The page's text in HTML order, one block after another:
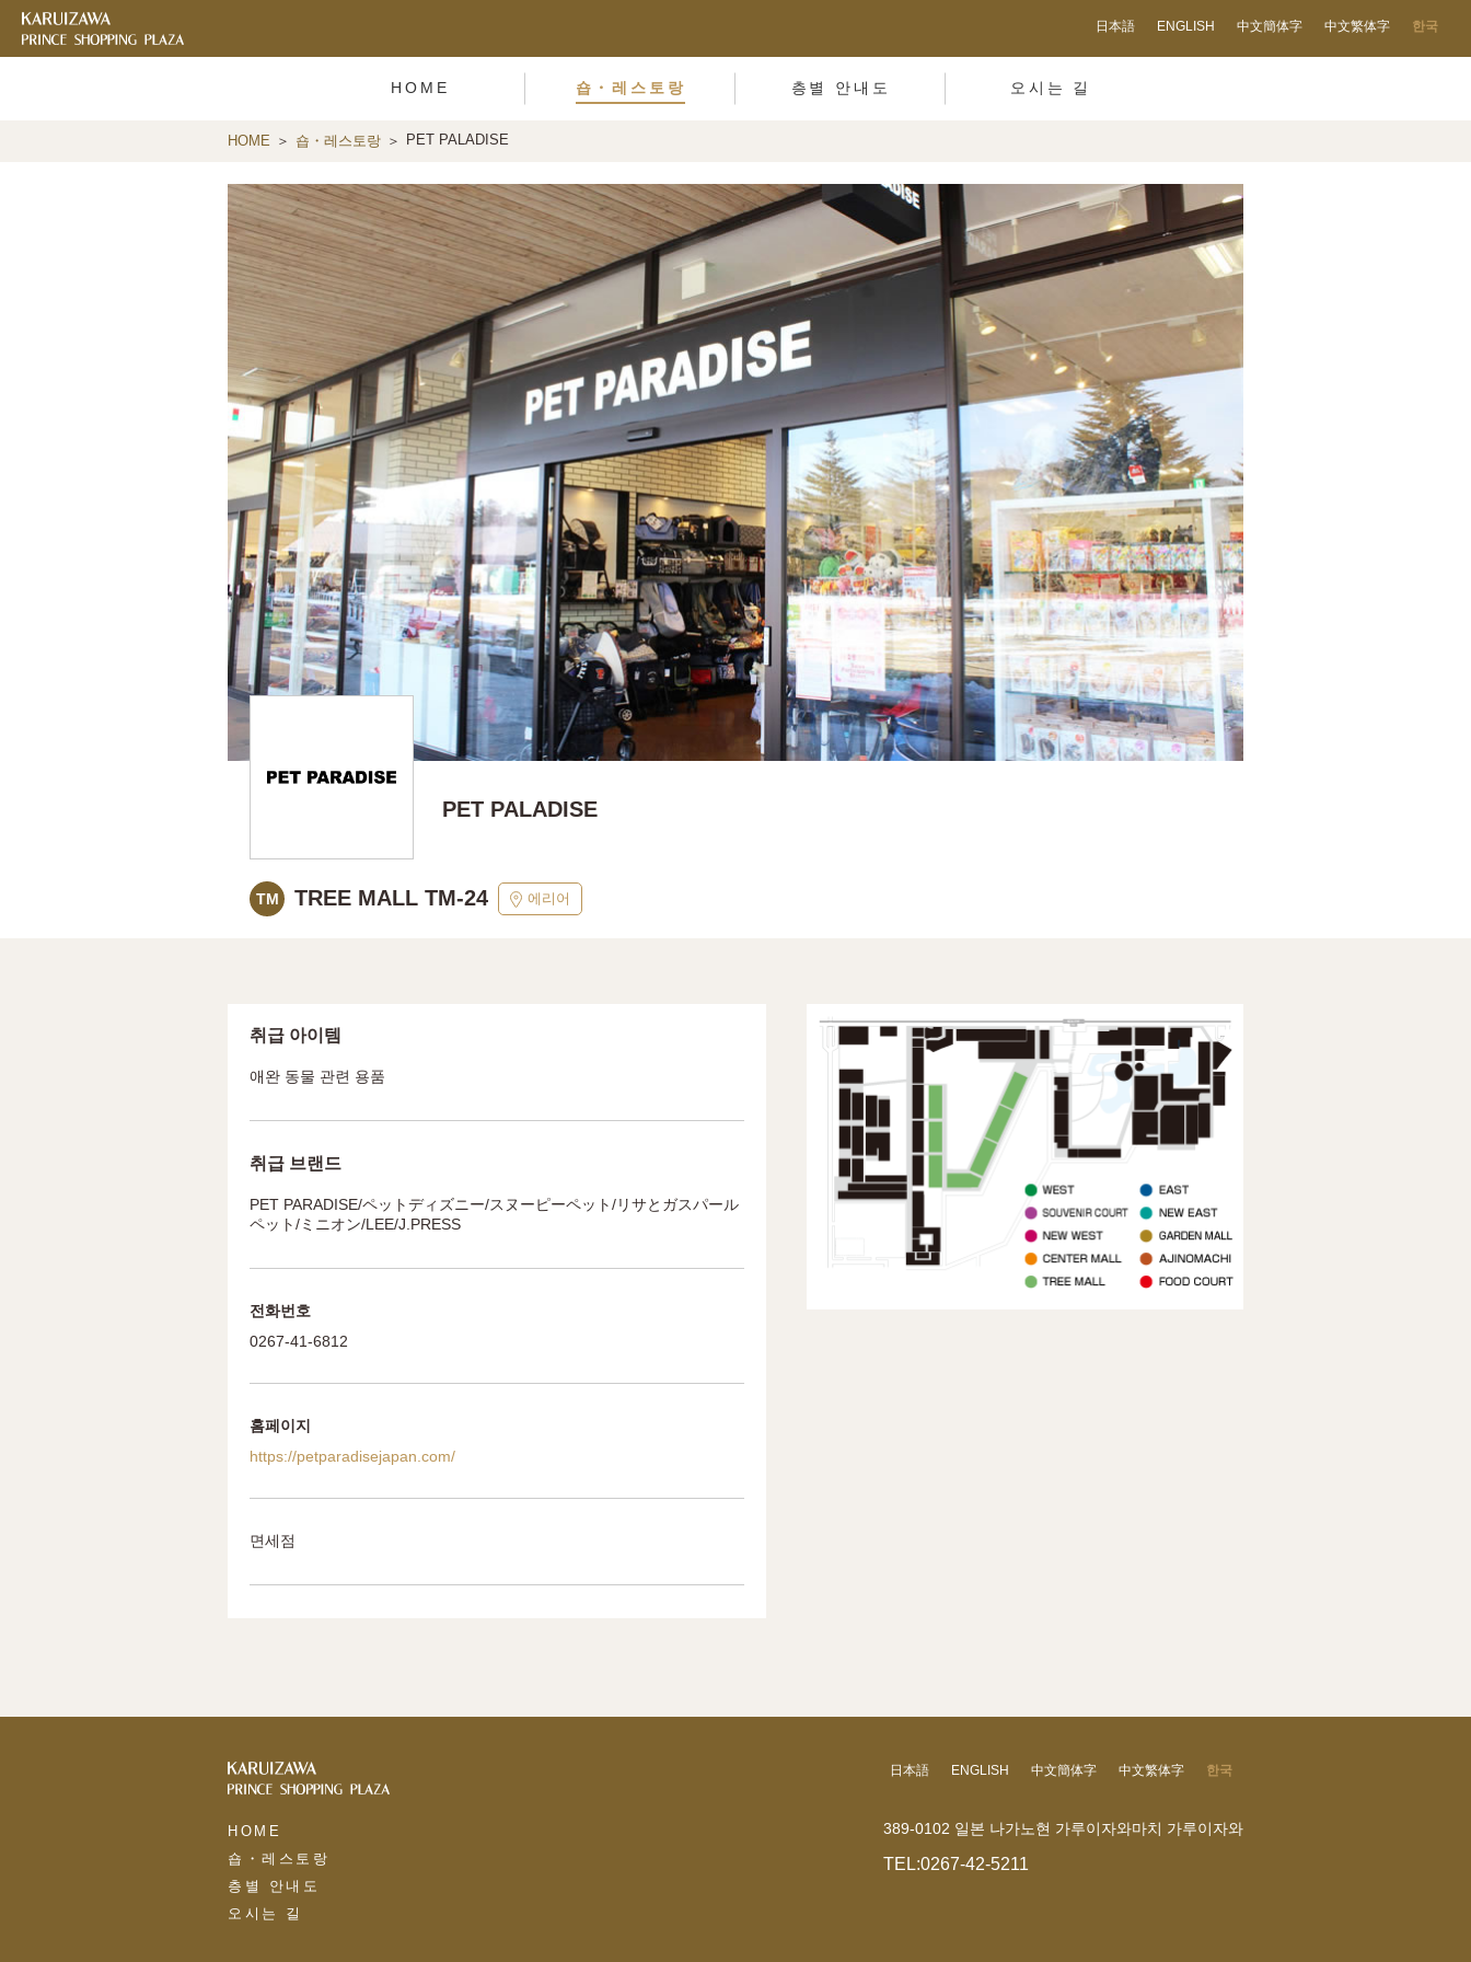
日本語 ENGLISH 中文簡体字 中文繁体字 한국
HOME 숍・레스토랑 층별 안내도 오시는 길
HOME 숍・레스토랑 PET PALADISE
PET PALADISE
TM TREE MALL TM-24 에리어
취급 아이템
애완 동물 관련 용품
취급 브랜드
PET PARADISE/ペットディズニー/スヌーピーペット/リサとガスパール
ペット/ミニオン/LEE/J.PRESS
전화번호
0267-41-6812
홈페이지
https://petparadisejapan.com/
면세점
389-0102 일본 나가노현 가루이자와마치 가루이자와
TEL:0267-42-5211
HOME
숍・레스토랑
층별 안내도
오시는 길
日本語 ENGLISH 中文簡体字 中文繁体字 한국